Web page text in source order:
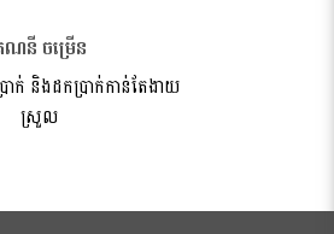
ណនី ចម្រើន
រាក់ និងដកប្រាក់កាន់តែងាយ
ស្រួល